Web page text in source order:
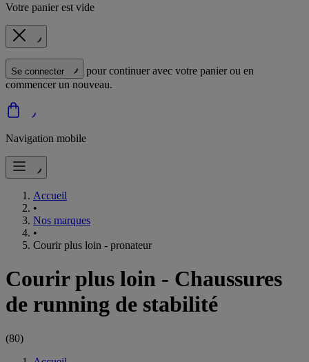
Votre panier est vide
Se connecter
pour continuer avec votre panier ou en
commencer un nouveau.
Navigation mobile
Accueil
•
Nos marques
•
Courir plus loin - pronateur
Courir plus loin - Chaussures
de running de stabilité
(80)